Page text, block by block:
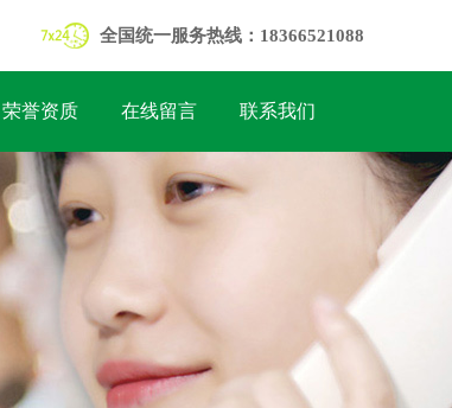
全国统一服务热线：18366521088
荣誉资质 在线留言 联系我们